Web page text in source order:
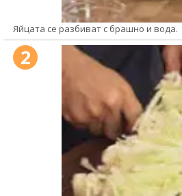
Яйцата се разбиват с брашно и вода.
2